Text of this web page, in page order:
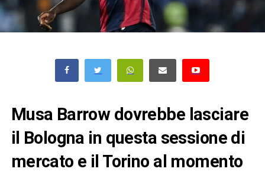
Musa Barrow dovrebbe lasciare
il Bologna in questa sessione di
mercato e il Torino al momento